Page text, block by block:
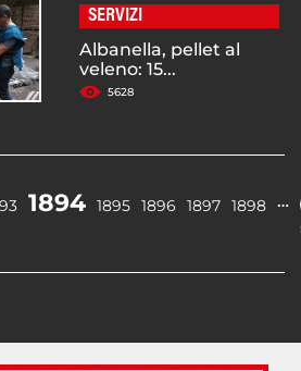
SERVIZI
Albanella, pellet al
veleno: 15...
5628
1894 1895 1896 1897 1898 …